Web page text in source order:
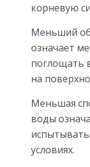
корневую
Меньший
означает
поглощать
на
Меньшая
воды
условиях.